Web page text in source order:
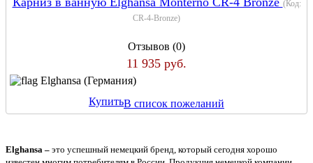
(Код:
CR-4-Bronze)
Отзывов (0)
11 935 руб.
Elghansa (Германия)
КупитьВ список пожеланий
Elghansa – это успешный немецкий бренд, который сегодня хорошо